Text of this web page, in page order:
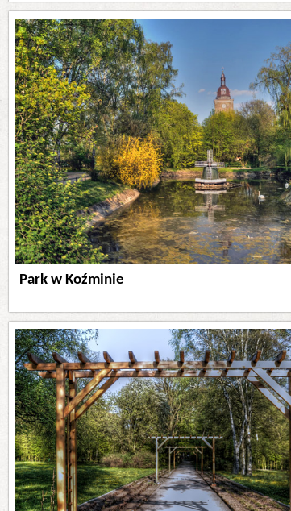
Park w Koźminie